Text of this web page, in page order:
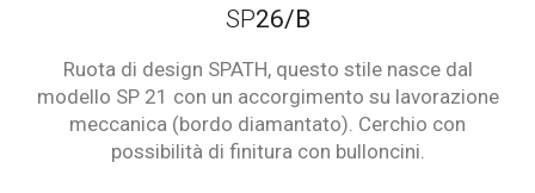
SP26/B
Ruota di design SPATH, questo stile nasce dal
modello SP 21 con un accorgimento su lavorazione
meccanica (bordo diamantato). Cerchio con
possibilità di finitura con bulloncini.